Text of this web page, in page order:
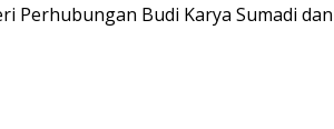
Perhubungan Budi Karya Sumadi